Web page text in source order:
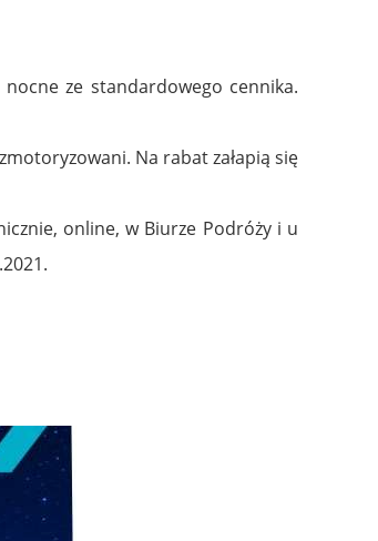
ze standardowego cennika.
Na rabat załapią się
online, w Biurze Podróży i u